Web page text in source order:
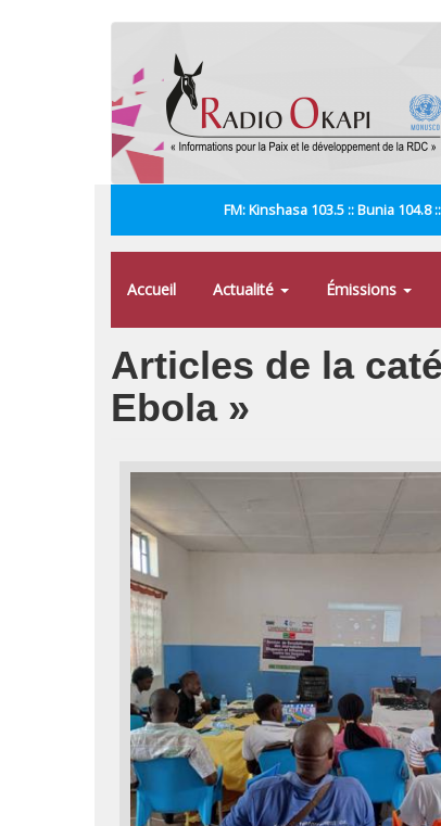
FM: Kinshasa 103.5 :: Bunia 104.8
Accueil Actualité Émissions
Articles de la
Ebola »